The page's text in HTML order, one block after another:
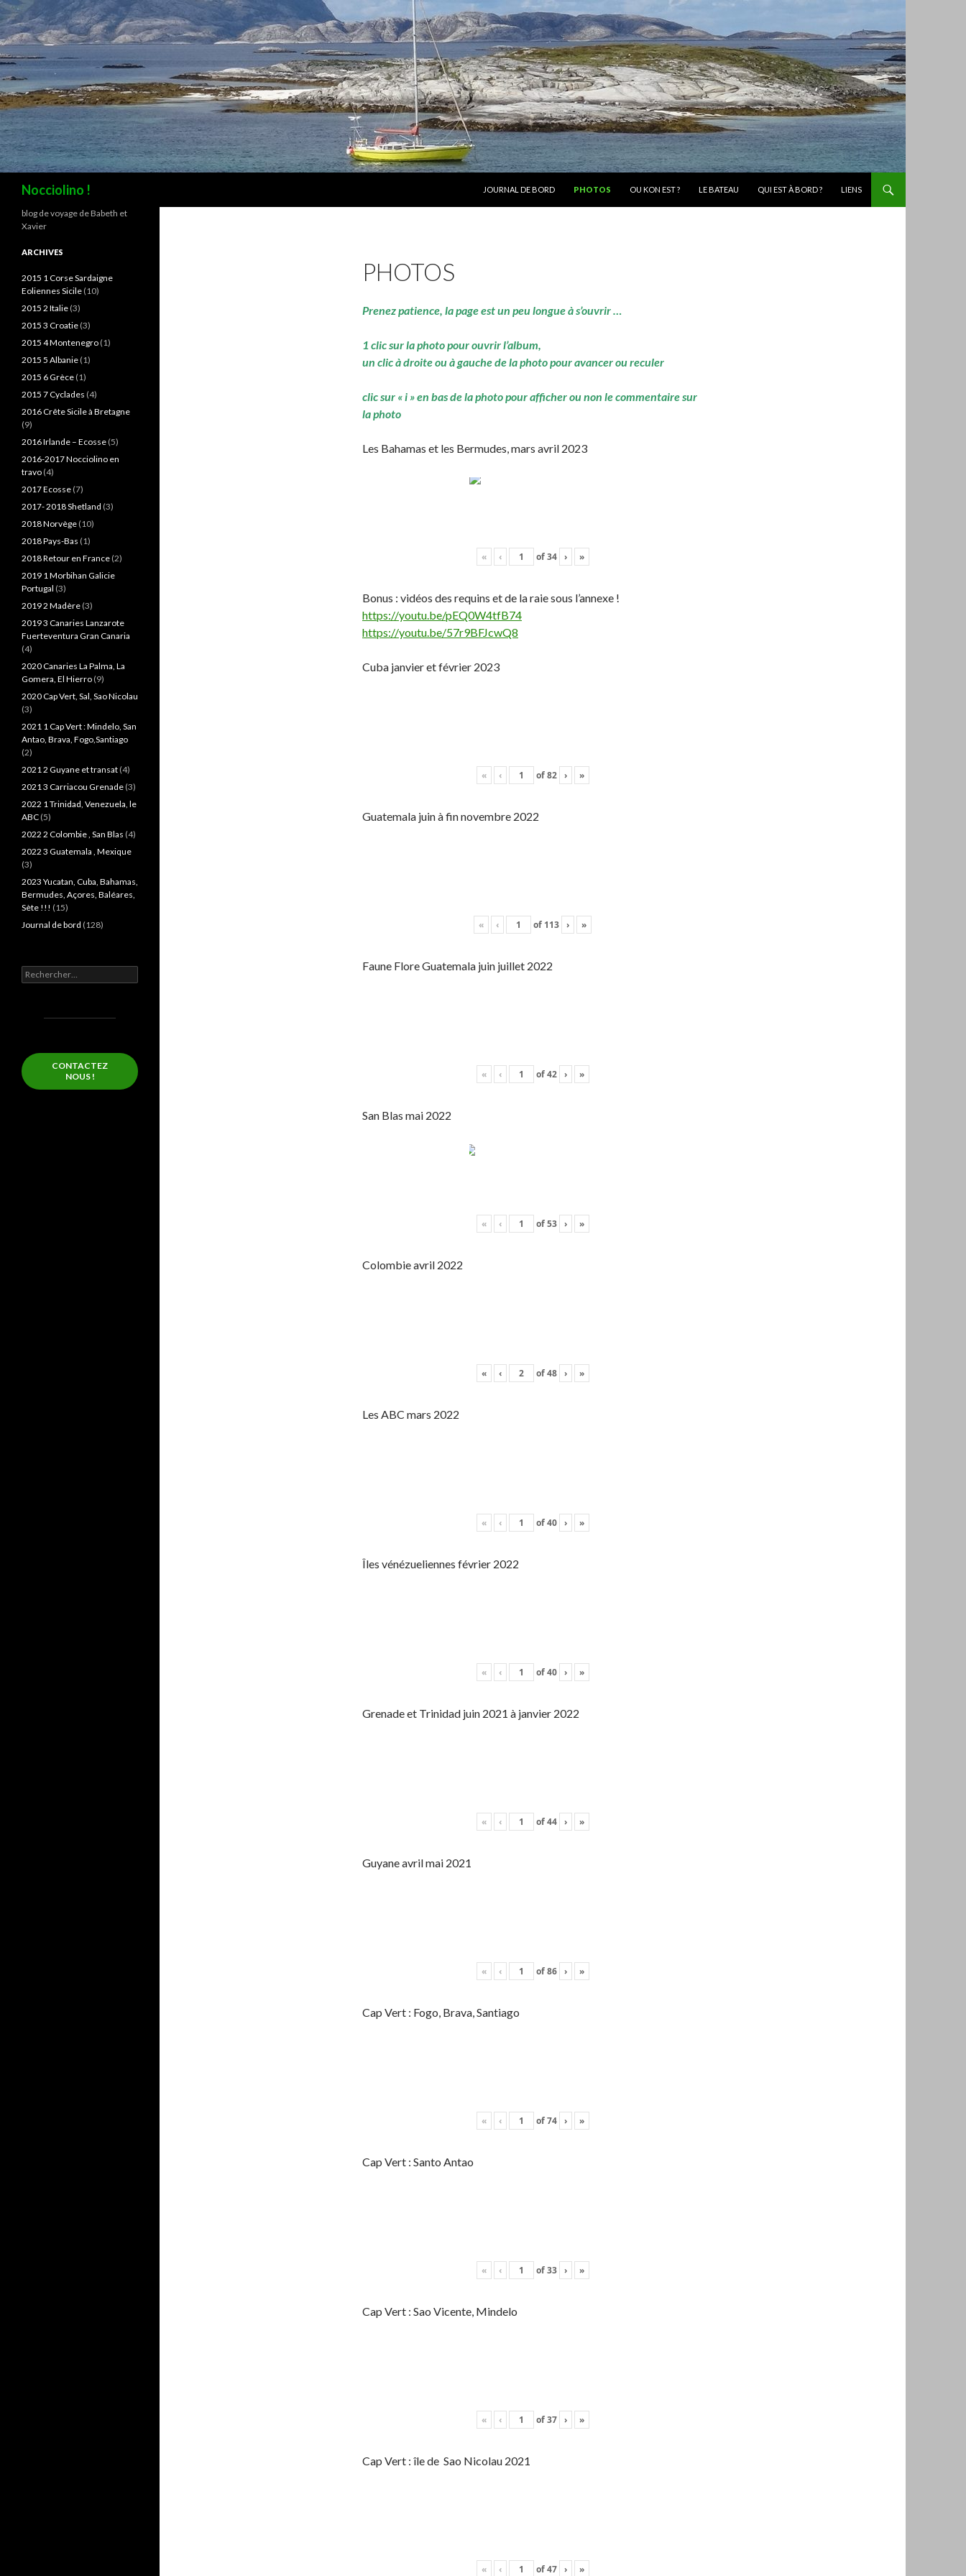
Nocciolino !
JOURNAL DE BORD
PHOTOS OU KON EST ? LE BATEAU QUI EST À BORD ? LIENS
PHOTOS
Prenez patience, la page est un peu longue à s’ouvrir …
1 clic sur la photo pour ouvrir l’album,
un clic à droite ou à gauche de la photo pour avancer ou reculer
clic sur « i » en bas de la photo pour afficher ou non le commentaire sur
la photo
Les Bahamas et les Bermudes, mars avril 2023
« ‹ of34 › »
Bonus : vidéos des requins et de la raie sous l’annexe !
https://youtu.be/pEQ0W4tfB74
https://youtu.be/57r9BFJcwQ8
Cuba janvier et février 2023
« ‹ of82 › »
Guatemala juin à fin novembre 2022
« ‹ of 113 › »
Faune Flore Guatemala juin juillet 2022
« ‹ of42 › »
San Blas mai 2022
« ‹ of53 › »
Colombie avril 2022
« ‹ of48 › »
Les ABC mars 2022
« ‹ of40 › »
Îles vénézueliennes février 2022
« ‹ of40 › »
Grenade et Trinidad juin 2021 à janvier 2022
« ‹ of44 › »
Guyane avril mai 2021
« ‹ of86 › »
Cap Vert : Fogo, Brava, Santiago
« ‹ of74 › »
Cap Vert : Santo Antao
« ‹ of33 › »
Cap Vert : Sao Vicente, Mindelo
« ‹ of37 › »
Cap Vert : île de Sao Nicolau 2021
« ‹ of47 › »
blog de voyage de Babeth et
Xavier
ARCHIVES
2015 1 Corse Sardaigne
Eoliennes Sicile (10)
2015 2 Italie (3)
2015 3 Croatie (3)
2015 4 Montenegro (1)
2015 5 Albanie (1)
2015 6 Grèce (1)
2015 7 Cyclades (4)
2016 Crête Sicile à Bretagne
(9)
2016 Irlande – Ecosse (5)
2016-2017 Nocciolino en
travo (4)
2017 Ecosse (7)
2017- 2018 Shetland (3)
2018 Norvège (10)
2018 Pays-Bas (1)
2018 Retour en France (2)
2019 1 Morbihan Galicie
Portugal (3)
2019 2 Madère (3)
2019 3 Canaries Lanzarote
Fuerteventura Gran Canaria
(4)
2020 Canaries La Palma, La
Gomera, El Hierro (9)
2020 Cap Vert, Sal, Sao Nicolau
(3)
2021 1 Cap Vert : Mindelo, San
Antao, Brava, Fogo,Santiago
(2)
2021 2 Guyane et transat (4)
2021 3 Carriacou Grenade (3)
2022 1 Trinidad, Venezuela, le
ABC (5)
2022 2 Colombie , San Blas (4)
2022 3 Guatemala , Mexique
(3)
2023 Yucatan, Cuba, Bahamas,
Bermudes, Açores, Baléares,
Sète !!! (15)
Journal de bord (128)
Rechercher :
CONTACTEZ
NOUS !